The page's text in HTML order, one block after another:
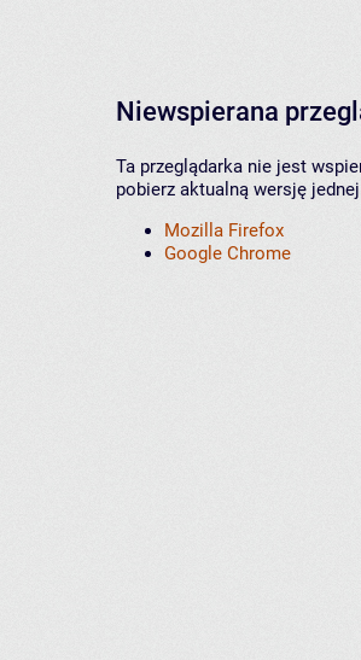
Niewspierana
Ta przeglądarka nie jest
pobierz aktualną wersję
Mozilla Firefox
Google Chrome